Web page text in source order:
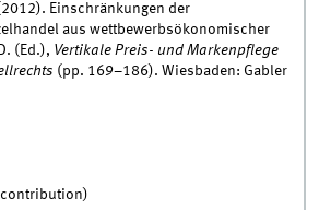
Einschränkungen der
aus wettbewerbsökonomischer
(Ed.), Vertikale Preis- und Markenpflege
(pp. 169–186). Wiesbaden: Gabler
contribution)